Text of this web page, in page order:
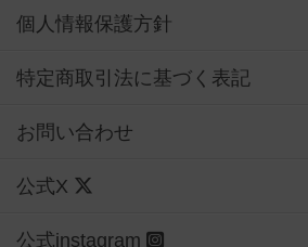
個人情報保護方針
特定商取引法に基づく表記
お問い合わせ
公式X
公式instagram